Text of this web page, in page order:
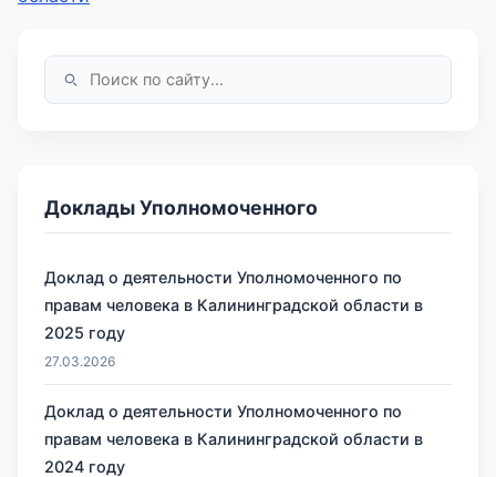
Доклады Уполномоченного
Доклад о деятельности Уполномоченного по
правам человека в Калининградской области в
2025 году
27.03.2026
Доклад о деятельности Уполномоченного по
правам человека в Калининградской области в
2024 году